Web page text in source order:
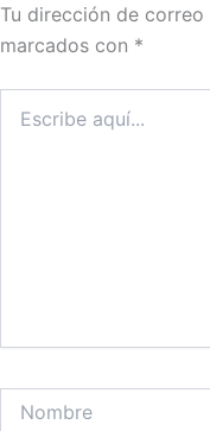
Tu dirección de
marcados con *
aquí...